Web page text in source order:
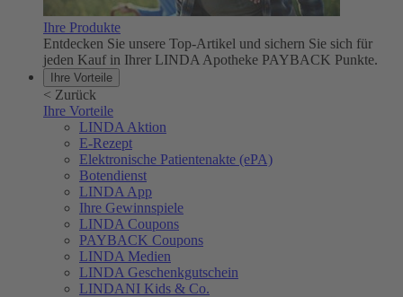
Ihre Produkte
Entdecken Sie unsere Top-Artikel und sichern Sie sich für
jeden Kauf in Ihrer LINDA Apotheke PAYBACK Punkte.
Ihre Vorteile
< Zurück
Ihre Vorteile
LINDA Aktion
E-Rezept
Elektronische Patientenakte (ePA)
Botendienst
LINDA App
Ihre Gewinnspiele
LINDA Coupons
PAYBACK Coupons
LINDA Medien
LINDA Geschenkgutschein
LINDANI Kids & Co.